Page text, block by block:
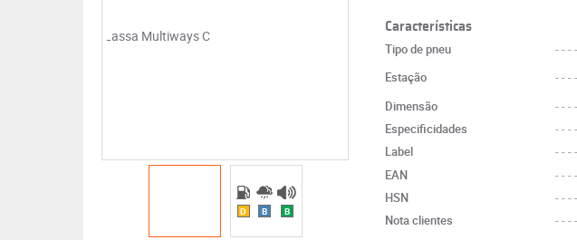
D B B
Características
Tipo de pneu ----
Estação
----
Dimensão
----
Especificidades ----
Label
----
EAN ----
HSN
----
Nota clientes
----